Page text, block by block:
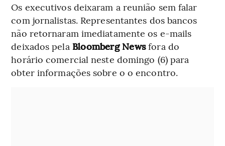
Os executivos deixaram a reunião sem falar
com jornalistas. Representantes dos bancos
não retornaram imediatamente os e-mails
deixados pela Bloomberg Newsfora do
horário comercial neste domingo (6) para
obter informações sobre o o encontro.